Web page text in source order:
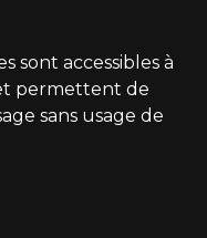
sont accessibles à
permettent de
sans usage de